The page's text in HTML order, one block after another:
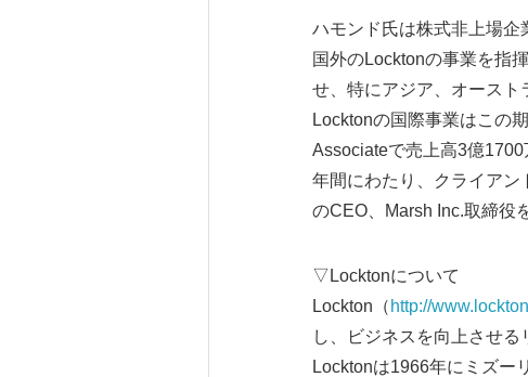
ハモンド氏は株式非上場
国外のLocktonの事業を指
せ、特にアジア、オースト
Locktonの国際事業はこの
Associateで売上高3億
年間にわたり、クライア
のCEO、Marsh Inc.取締役
▽Locktonについて
Lockton（ http://
し、ビジネスを向上させ
Locktonは1966年にミズー